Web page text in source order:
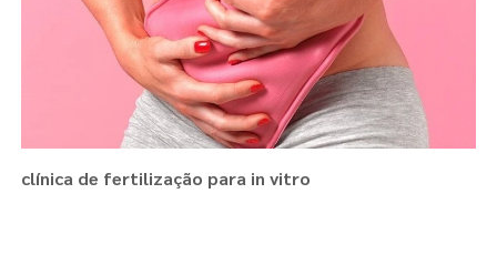
clínica de fertilização para in vitro